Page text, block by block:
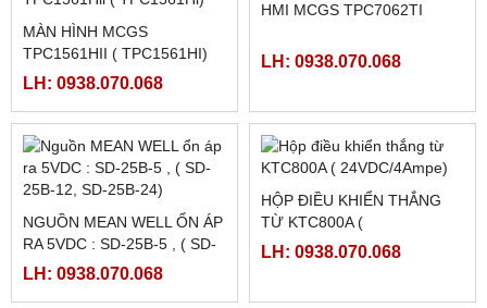
FATEK FBS-2DA FATEK FBS-4DA